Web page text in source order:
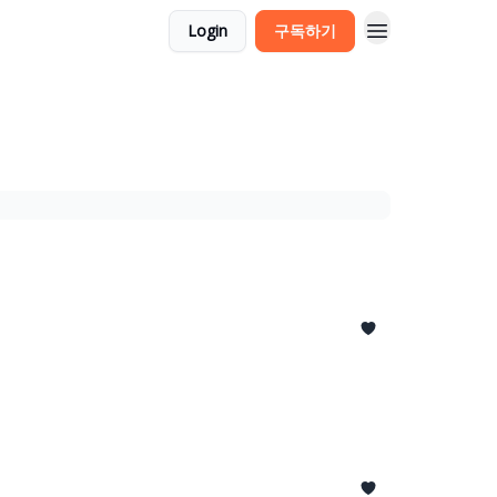
Login 구독하기